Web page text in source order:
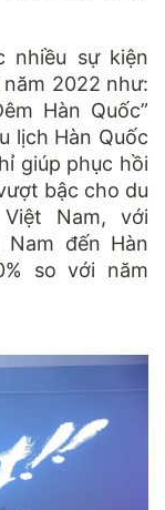
nhiều sự kiện
2022 như:
Hàn Quốc”
lịch Hàn Quốc
giúp phục hồi
bậc cho du
Nam, với
đến Hàn
so với năm